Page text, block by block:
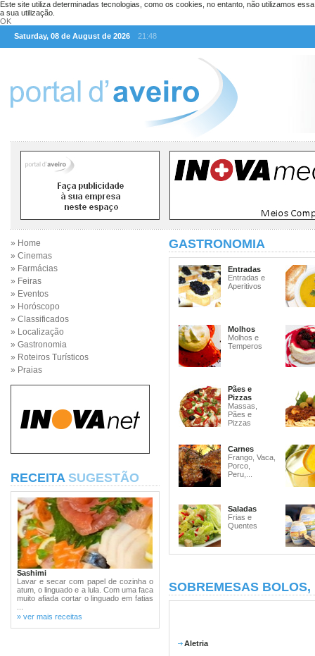
Este site utiliza determinadas tecnologias, como os cookies, no entanto, não utilizamos
a sua utilização.
OK
Saturday, 08 de August de 2026
21:48
» Home
» Cinemas
» Farmácias
» Feiras
» Eventos
» Horóscopo
» Classificados
» Localização
» Gastronomia
» Roteiros Turísticos
» Praias
RECEITA SUGESTÃO
Sashimi
Lavar e secar com papel de cozinha o
atum, o linguado e a lula. Com uma faca
muito afiada cortar o linguado em fatias
» ver mais receitas
GASTRONOMIA
Entradas
Entradas e
Aperitivos
Molhos
Molhos e
Temperos
Pães e
Pizzas
Massas,
Pães e
Pizzas
Carnes
Frango, Vaca,
Porco,
Peru,...
Saladas
Frias e
Quentes
SOBREMESAS
Aletria